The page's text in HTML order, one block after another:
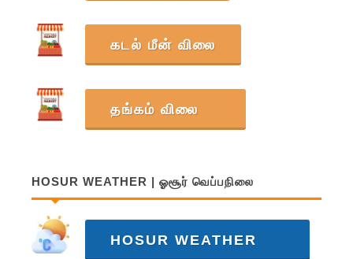
கடல் மீன் விலை
தங்கம் விலை
HOSUR WEATHER | ஓசூர் வெப்பநிலை
HOSUR WEATHER